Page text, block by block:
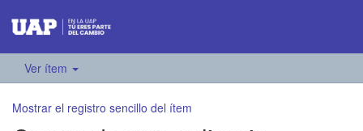
Ver ítem
Mostrar el registro sencillo del ítem